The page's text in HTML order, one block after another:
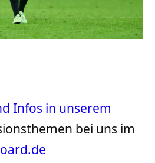
Infos in unserem
bei uns im